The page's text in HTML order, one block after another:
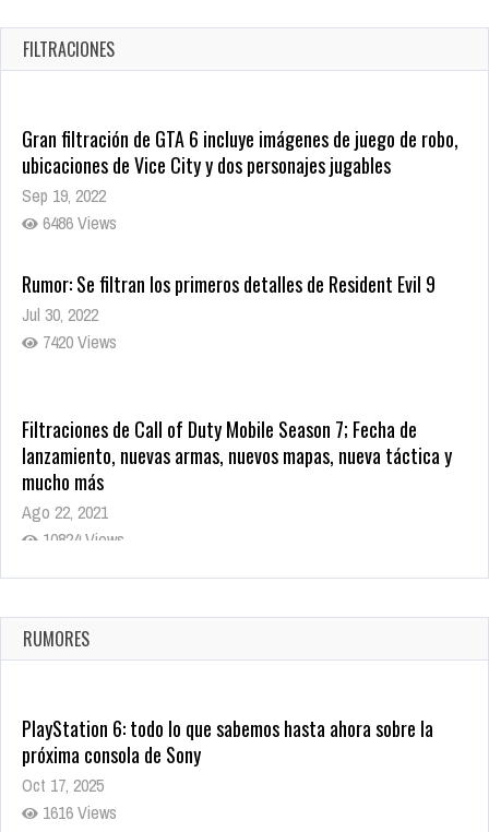
Oct 20, 2025
1382 Views
FILTRACIONES
Gran filtración de GTA 6 incluye imágenes de juego de robo,
ubicaciones de Vice City y dos personajes jugables
Sep 19, 2022
6486 Views
Rumor: Se filtran los primeros detalles de Resident Evil 9
Jul 30, 2022
7420 Views
Filtraciones de Call of Duty Mobile Season 7; Fecha de
lanzamiento, nuevas armas, nuevos mapas, nueva táctica y
mucho más
Ago 22, 2021
10824 Views
La configuración de Call of Duty 2021 aparentemente ya fue
Ago 8, 2021
10008 Views
RUMORES
PlayStation 6: todo lo que sabemos hasta ahora sobre la
próxima consola de Sony
Oct 17, 2025
1616 Views